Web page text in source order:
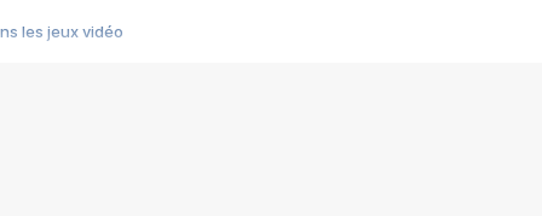
les jeux vidéo